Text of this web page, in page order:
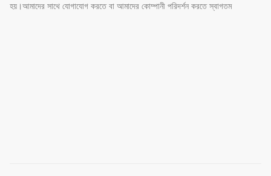
হয়।আমাদের সাথে যোগাযোগ করতে বা আমাদের কোম্পানী পরিদর্শন করতে স্বাগতম